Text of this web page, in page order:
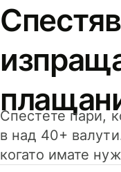
Спестете пари,
в над 40+
когато имате